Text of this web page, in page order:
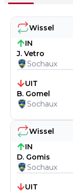
Wissel
IN
D. Gomis
Sochaux
UIT
Wissel
IN
J. Vetro
Sochaux
UIT
B. Gomel
Sochaux